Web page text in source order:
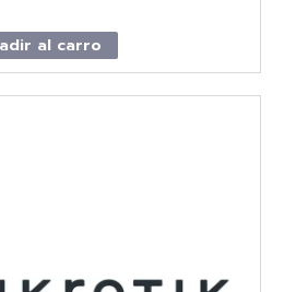
al carro